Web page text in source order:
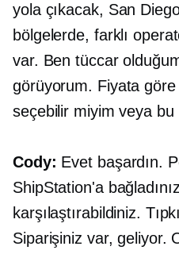
yola çıkacak, San
bölgelerde, farklı
var. Ben tüccar
görüyorum. Fiyata göre
seçebilir miyim veya bu
Cody: Evet başardın.
ShipStation'a
karşılaştırabildiniz.
Siparişiniz var, geliyor.